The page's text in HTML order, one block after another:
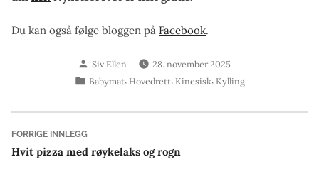
Du kan også følge bloggen på Facebook.
Skrevet
av
Siv Ellen
28. november 2025
Publisert
Babymat, Hovedrett, Kinesisk, Kylling
Innleggsnavigasjon
FORRIGE INNLEGGForrige
innlegg:
Hvit pizza med røykelaks og rogn